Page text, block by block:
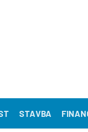
STAVBA